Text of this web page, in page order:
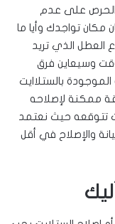
الحرص على عدم
تواجدك وأيا ما
العطل الذي تريد
وسيعاين فرق
بالستلاايت
ممكنة لإصلاحه
تتوقعه حيث نعتمد
والإصلاح في أقل